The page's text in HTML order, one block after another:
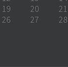
19 20 21
26 27 28